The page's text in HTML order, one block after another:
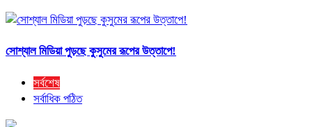
সোশ্যাল মিডিয়া পুড়ছে কুসুমের রূপের উত্তাপে!
সর্বশেষ
সর্বাধিক পঠিত